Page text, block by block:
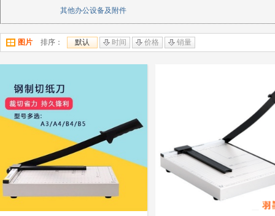
其他办公设备及附件
图片 排序： 默认 时间 价格 销量